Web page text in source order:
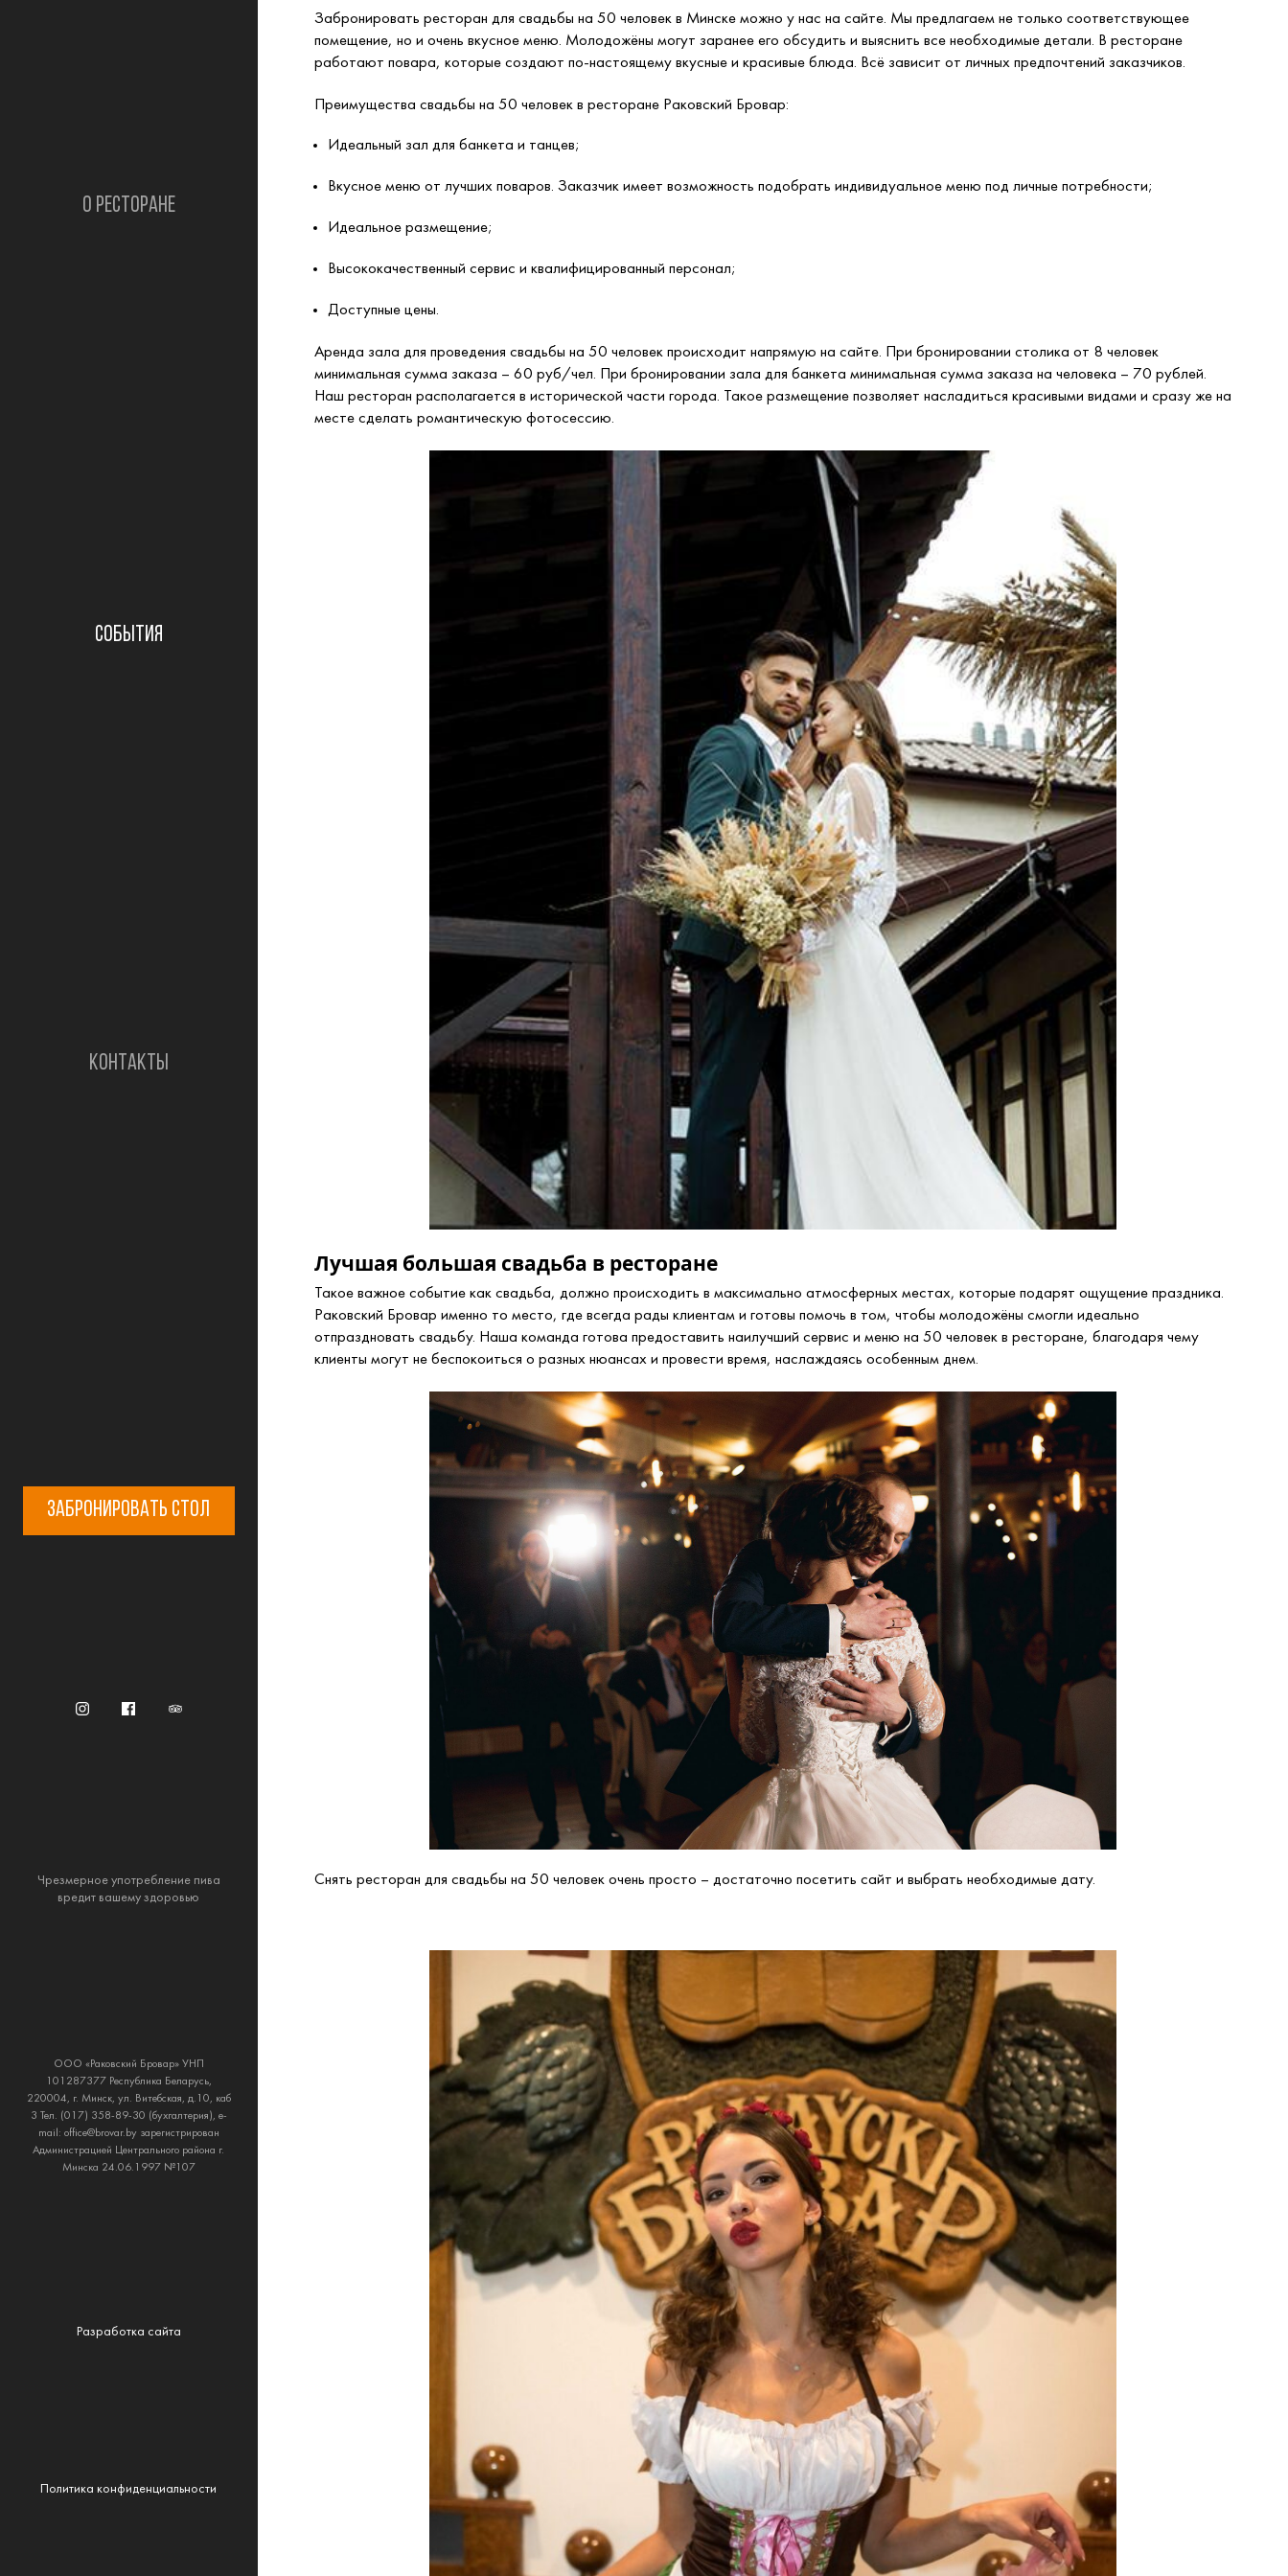
О РЕСТОРАНЕ
СОБЫТИЯ
КОНТАКТЫ
ЗАБРОНИРОВАТЬ СТОЛ
Чрезмерное употребление пива
вредит вашему здоровью
ООО «Раковский Бровар» УНП
101287377 Республика Беларусь,
220004, г. Минск, ул. Витебская, д.10, каб
3 Тел. (017) 358-89-30 (бухгалтерия), e-
mail: office@brovar.by зарегистрирован
Администрацией Центрального района г.
Минска 24.06.1997 №107
Разработка сайта
Политика конфиденциальности
Забронировать ресторан для свадьбы на 50 человек в Минске можно у нас на сайте. Мы предлагаем не только соответствующее
помещение, но и очень вкусное меню. Молодожёны могут заранее его обсудить и выяснить все необходимые детали. В ресторане
работают повара, которые создают по-настоящему вкусные и красивые блюда. Всё зависит от личных предпочтений заказчиков.
Преимущества свадьбы на 50 человек в ресторане Раковский Бровар:
Идеальный зал для банкета и танцев;
Вкусное меню от лучших поваров. Заказчик имеет возможность подобрать индивидуальное меню под личные потребности;
Идеальное размещение;
Высококачественный сервис и квалифицированный персонал;
Доступные цены.
Аренда зала для проведения свадьбы на 50 человек происходит напрямую на сайте. При бронировании столика от 8 человек
минимальная сумма заказа – 60 руб/чел. При бронировании зала для банкета минимальная сумма заказа на человека – 70 рублей.
Наш ресторан располагается в исторической части города. Такое размещение позволяет насладиться красивыми видами и сразу же на
месте сделать романтическую фотосессию.
Лучшая большая свадьба в ресторане
Такое важное событие как свадьба, должно происходить в максимально атмосферных местах, которые подарят ощущение праздника.
Раковский Бровар именно то место, где всегда рады клиентам и готовы помочь в том, чтобы молодожёны смогли идеально
отпраздновать свадьбу. Наша команда готова предоставить наилучший сервис и меню на 50 человек в ресторане, благодаря чему
клиенты могут не беспокоиться о разных нюансах и провести время, наслаждаясь особенным днем.
Снять ресторан для свадьбы на 50 человек очень просто – достаточно посетить сайт и выбрать необходимые дату.